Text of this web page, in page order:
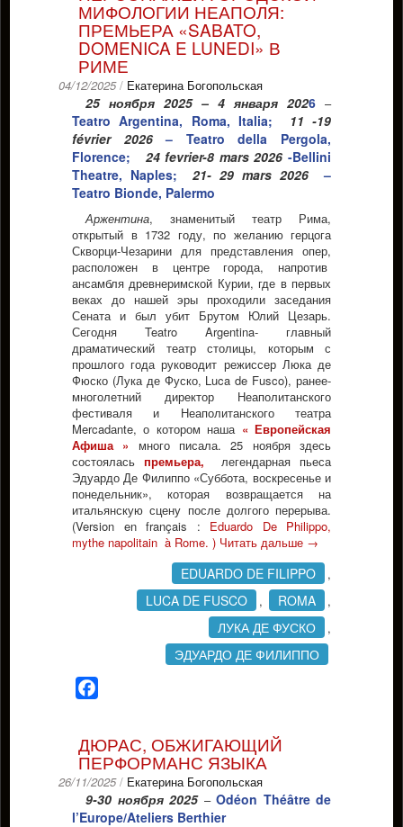
МИФОЛОГИИ НЕАПОЛЯ:
ПРЕМЬЕРА «SABATO,
DOMENICA E LUNEDI» В
РИМЕ
04/12/2025 / Екатерина Богопольская
25 ноября 2025 – 4 января 2026 –
Teatro Argentina, Roma, Italia;
11 -19
février 2026– Teatro della Pergola,
Florence; 24 fevrier-8 mars 2026 -Bellini
Theatre, Naples;21- 29 mars 2026–
Teatro Bionde, Palermo
Аржентина, знаменитый театр Рима,
открытый в 1732 году, по желанию герцога
Скворци-Чезарини для представления опер,
расположен в центре города, напротив
ансамбля древнеримской Курии, где в первых
веках до нашей эры проходили заседания
Сената и был убит Брутом Юлий Цезарь.
Сегодня Teatro Argentina- главный
драматический театр столицы, которым с
прошлого года руководит режиссер Люка де
Фюско (Лука де Фуско, Luca de Fusco), ранее-
многолетний директор Неаполитанского
фестиваля и Неаполитанского театра
Mercadаnte, о котором наша « Европейская
Афиша » много писала. 25 ноября здесь
состоялась премьера,
легендарная пьеса
Эдуардо Де Филиппо «Суббота, воскресенье и
понедельник», которая возвращается на
итальянскую сцену после долгого перерыва.
(Version en français : Eduardo De Philippo,
mythe napolitain à Rome. ) Читать дальше →
EDUARDO DE FILIPPO ,
LUCA DE FUSCO , ROMA ,
ЛУКА ДЕ ФУСКО ,
ЭДУАРДО ДЕ ФИЛИППО
ДЮРАС, ОБЖИГАЮЩИЙ
ПЕРФОРМАНС ЯЗЫКА
26/11/2025 / Екатерина Богопольская
9-30 ноября 2025– Odéon Théâtre de
l’Europe/Ateliers Berthier